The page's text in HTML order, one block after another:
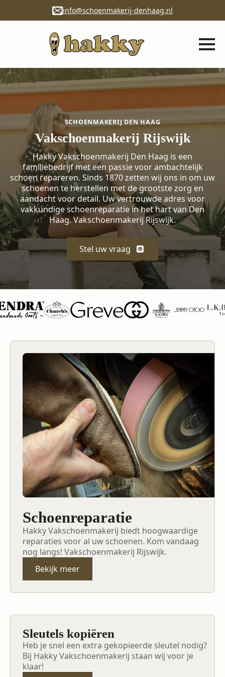
info@schoenmakerij-denhaag.nl
SCHOENMAKERIJ DEN HAAG
Vakschoenmakerij Rijswijk
Hakky Vakschoenmakerij Den Haag is een
familiebedrijf met een passie voor ambachtelijk
schoen repareren. Sinds 1870 zetten wij ons in om uw
schoenen te herstellen met de grootste zorg en
aandacht voor detail. Uw vertrouwde adres voor
vakkundige schoenreparatie in het hart van Den
Haag. Vakschoenmakerij Rijswijk.
Stel uw vraag
Schoenreparatie
Hakky Vakschoenmakerij biedt hoogwaardige
reparaties voor al uw schoenen. Kom vandaag
nog langs! Vakschoenmakerij Rijswijk.
Bekijk meer
Sleutels kopiëren
Heb je snel een extra gekopieerde sleutel nodig?
Bij Hakky Vakschoenmakerij staan wij voor je
klaar!